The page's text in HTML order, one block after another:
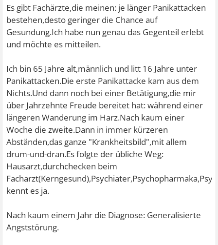
Es gibt Fachärzte,die meinen: je länger Panikattacken
bestehen,desto geringer die Chance auf
Gesundung.Ich habe nun genau das Gegenteil erlebt
und möchte es mitteilen.
Ich bin 65 Jahre alt,männlich und litt 16 Jahre unter
Panikattacken.Die erste Panikattacke kam aus dem
Nichts.Und dann noch bei einer Betätigung,die mir
über Jahrzehnte Freude bereitet hat: während einer
längeren Wanderung im Harz.Nach kaum einer
Woche die zweite.Dann in immer kürzeren
Abständen,das ganze "Krankheitsbild",mit allem
drum-und-dran.Es folgte der übliche Weg:
Hausarzt,durchchecken beim
kennt es ja.
Nach kaum einem Jahr die Diagnose: Generalisierte
Angststörung.